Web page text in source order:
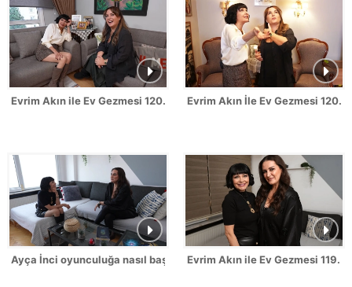
Evrim Akın ile Ev Gezmesi 120. Bölüm - Sevinç Erbulak
Evrim Akın İle Ev Gezmesi 120.
Ayça İnci oyunculuğa nasıl başladığını anlattı!Evrim Akın ile Ev Gezmesi 119.